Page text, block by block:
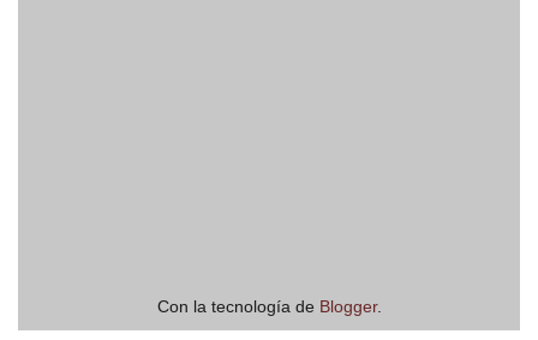
Con la tecnología de Blogger.